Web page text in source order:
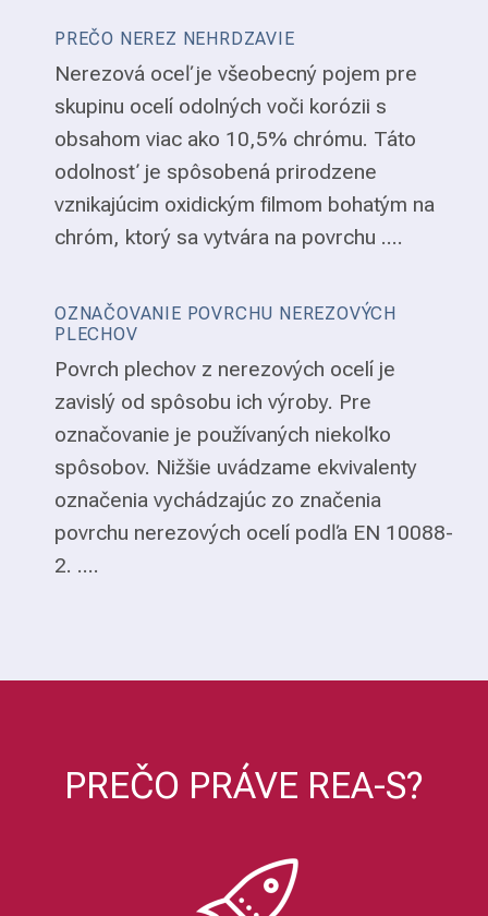
PREČO NEREZ NEHRDZAVIE
Nerezová oceľ je všeobecný pojem pre
skupinu ocelí odolných voči korózii s
obsahom viac ako 10,5% chrómu. Táto
odolnosť je spôsobená prirodzene
vznikajúcim oxidickým filmom bohatým na
chróm, ktorý sa vytvára na povrchu ....
OZNAČOVANIE POVRCHU NEREZOVÝCH
PLECHOV
Povrch plechov z nerezových ocelí je
zavislý od spôsobu ich výroby. Pre
označovanie je používaných niekoľko
spôsobov. Nižšie uvádzame ekvivalenty
označenia vychádzajúc zo značenia
povrchu nerezových ocelí podľa EN 10088-
2. ....
PREČO PRÁVE REA-S?